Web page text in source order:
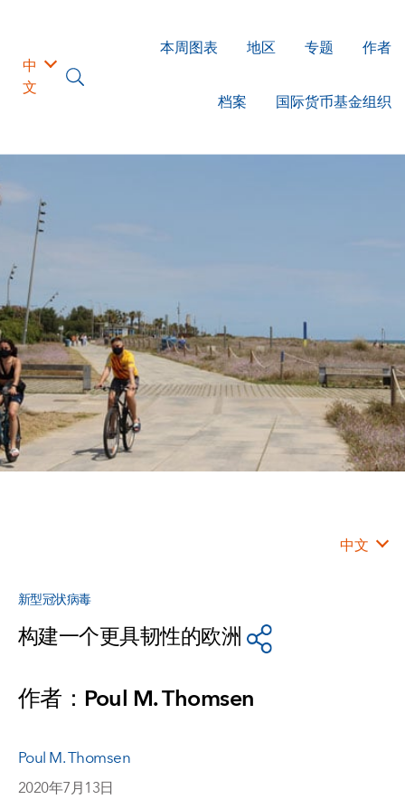
中
文
本周图表 地区 专题 作者
档案 国际货币基金组织
中文
新型冠状病毒
构建一个更具韧性的欧洲
作者：Poul M. Thomsen
Poul M. Thomsen
2020年7月13日